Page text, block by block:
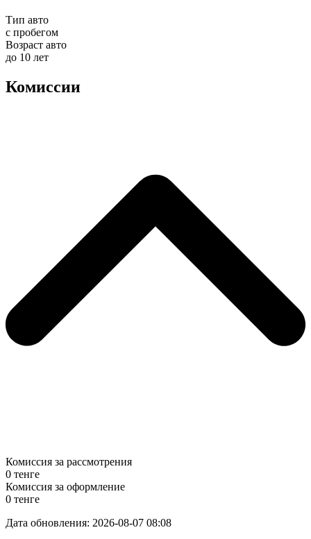
Тип авто
с пробегом
Возраст авто
до 10 лет
Комиссии
Комиссия за рассмотрения
0 тенге
Комиссия за оформление
0 тенге
Дата обновления: 2026-08-07 08:08